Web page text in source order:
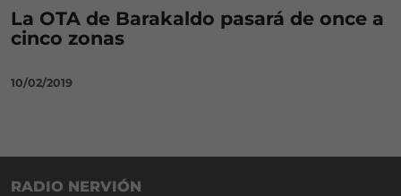
La OTA de Barakaldo pasará de once a
cinco zonas
10/02/2019
RADIO NERVIÓN